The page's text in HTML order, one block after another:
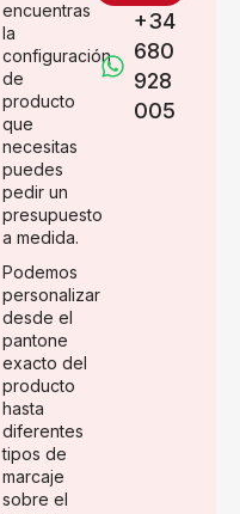
encuentras
la
configuración
de
producto
que
necesitas
puedes
pedir un
presupuesto
a medida.
Podemos
personalizar
desde el
pantone
exacto del
producto
hasta
diferentes
tipos de
marcaje
sobre el
+34
680
928
005